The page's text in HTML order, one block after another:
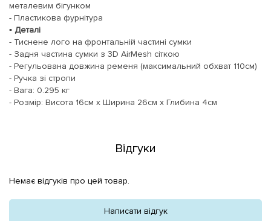
металевим бігунком
- Пластикова фурнітура
▪️ Деталі
- Тиснене лого на фронтальній частині сумки
- Задня частина сумки з 3D AirMesh сіткою
- Регульована довжина ременя (максимальний обхват 110см)
- Ручка зі стропи
- Вага: 0.295 кг
- Розмір: Висота 16см х Ширина 26см х Глибина 4см
Відгуки
Немає відгуків про цей товар.
Написати відгук